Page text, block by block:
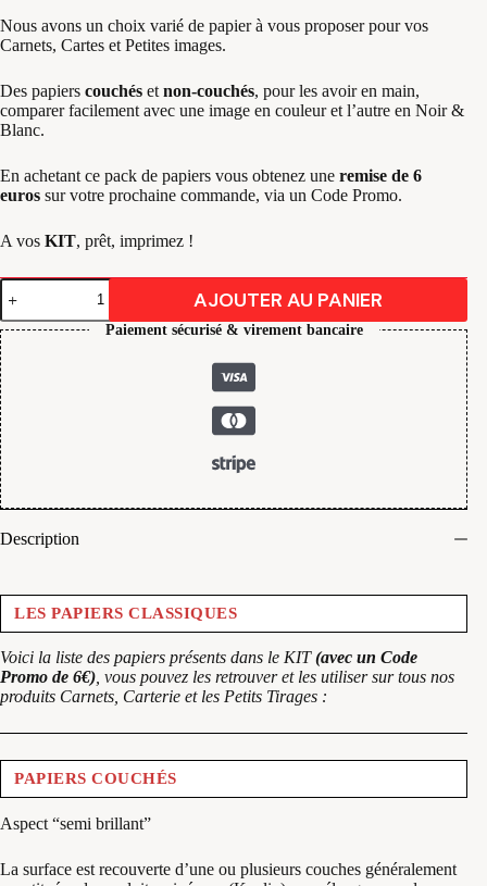
Nous avons un choix varié de papier à vous proposer pour vos
Carnets, Cartes et Petites images.
Des papiers couchés et non-couchés, pour les avoir en main,
comparer facilement avec une image en couleur et l’autre en Noir &
Blanc.
En achetant ce pack de papiers vous obtenez une remise de 6
euros sur votre prochaine commande, via un Code Promo.
A vos KIT, prêt, imprimez !
quantité
de
Kit
Papier
AJOUTER AU PANIER
Paiement sécurisé & virement bancaire
Description
LES PAPIERS CLASSIQUES
Voici la liste des papiers présents dans le KIT(avec un Code
Promo de 6€) , vous pouvez les retrouver et les utiliser sur tous nos
produits Carnets, Carterie et les Petits Tirages :
PAPIERS COUCHÉS
Aspect “semi brillant”
La surface est recouverte d’une ou plusieurs couches généralement